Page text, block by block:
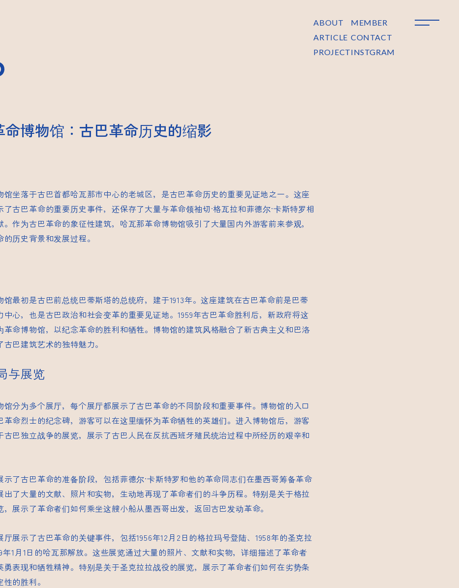
ABOUT
ARTICLE
PROJECT
MEMBER
CONTACT
INSTGRAM
命博物馆：古巴革命历史的缩影
馆坐落于古巴首都哈瓦那市中心的老城区，是古巴革命历史的重要见证地之一。这座
了古巴革命的重要历史事件，还保存了大量与革命领袖切·格瓦拉和菲德尔·卡斯特罗相
。作为古巴革命的象征性建筑，哈瓦那革命博物馆吸引了大量国内外游客前来参观，
历史背景和发展过程。
馆最初是古巴前总统巴蒂斯塔的总统府，建于1913年。这座建筑在古巴革命前是巴蒂
中心，也是古巴政治和社会变革的重要见证地。1959年古巴革命胜利后，新政府将这
革命博物馆，以纪念革命的胜利和牺牲。博物馆的建筑风格融合了新古典主义和巴洛
巴建筑艺术的独特魅力。
与展览
馆分为多个展厅，每个展厅都展示了古巴革命的不同阶段和重要事件。博物馆的入口
革命烈士的纪念碑，游客可以在这里缅怀为革命牺牲的英雄们。进入博物馆后，游客
古巴独立战争的展览，展示了古巴人民在反抗西班牙殖民统治过程中所经历的艰辛和
示了古巴革命的准备阶段，包括菲德尔·卡斯特罗和他的革命同志们在墨西哥筹备革命
出了大量的文献、照片和实物，生动地再现了革命者们的斗争历程。特别是关于格拉
展示了革命者们如何乘坐这艘小船从墨西哥出发，返回古巴发动革命。
厅展示了古巴革命的关键事件，包括1956年12月2日的格拉玛号登陆、1958年的圣克拉
年1月1日的哈瓦那解放。这些展览通过大量的照片、文献和实物，详细描述了革命者
勇表现和牺牲精神。特别是关于圣克拉拉战役的展览，展示了革命者们如何在劣势条
的胜利。